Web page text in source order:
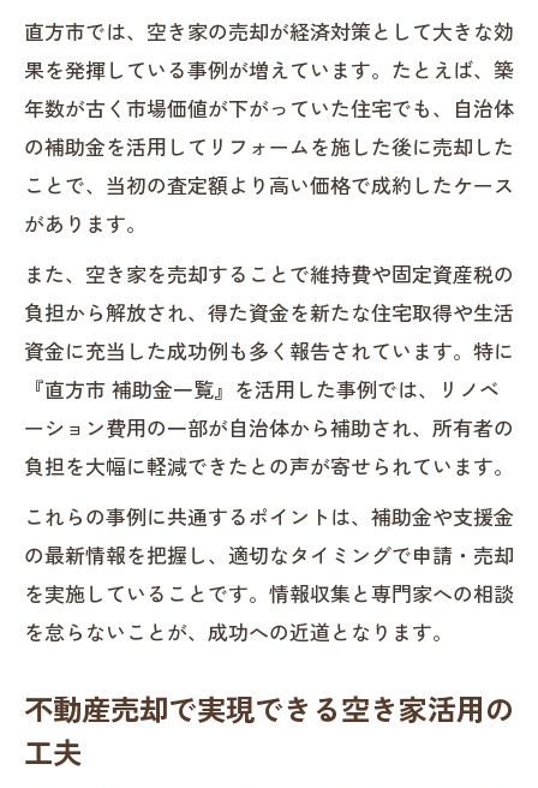
直方市では、空き家の売却が経済対策として大きな効
果を発揮している事例が増えています。たとえば、築
年数が古く市場価値が下がっていた住宅でも、自治体
の補助金を活用してリフォームを施した後に売却した
ことで、当初の査定額より高い価格で成約したケース
があります。
また、空き家を売却することで維持費や固定資産税の
負担から解放され、得た資金を新たな住宅取得や生活
資金に充当した成功例も多く報告されています。特に
『直方市 補助金一覧』を活用した事例では、リノベ
ーション費用の一部が自治体から補助され、所有者の
負担を大幅に軽減できたとの声が寄せられています。
これらの事例に共通するポイントは、補助金や支援金
の最新情報を把握し、適切なタイミングで申請・売却
を実施していることです。情報収集と専門家への相談
を怠らないことが、成功への近道となります。
不動産売却で実現できる空き家活用の
工夫